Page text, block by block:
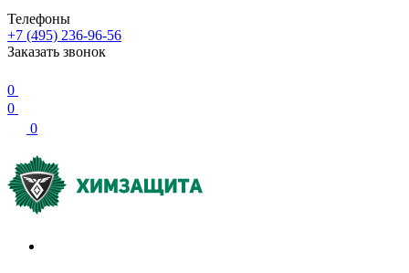
Телефоны
+7 (495) 236-96-56
Заказать звонок
0
0
0